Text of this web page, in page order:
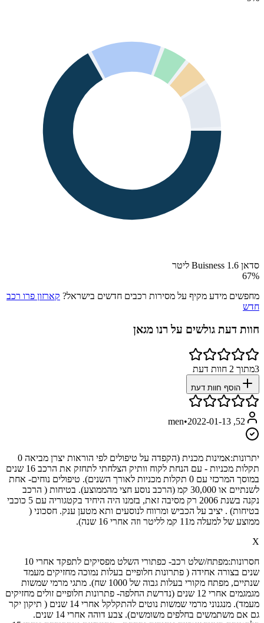
סדאן Buisness 1.6 ליטר
67%
מחפשים מידע מקיף על מסירות רכבים חדשים בישראל? קארזון פרו רכב
חדש
חוות דעת גולשים על רנו מגאן
3מתוך 2 חוות דעת
הוסף חוות דעת
52, men
•2022-01-13
יתרונות:
אמינות מכנית (הקפדה על טיפולים לפי הוראות יצרן מביאה 0
תקלות מכניות - עם הנחת לקוח וותיק הצלחתי לתחזק את הרכב 16 שנים
במוסך המרכזי עם 0 תקלות מכניות לאורך השנים). טיפולים נוחים- אחת
לשנתיים או 30,000 קמ (הרכב נוסע חצי מהממוצע). בטיחות ( הרכב
נקנה בשנת 2006 רק מסיבה זאת, בזמנו היה היחיד בקטגוריה עם 5 כוכבי
בטיחות) . יציב על הכביש ומרווח לנוסעים ותא מטען ענק. חסכוני (
ממוצע של למעלה מ11 קמ לליטר וזה אחרי 16 שנה).
X
חסרונות:
מפתח/שלט רכב- כפתורי השלט מפסיקים לתפקד אחרי 10
שנים בצורה אחידה ( פתרונות חלופיים בעלות נמוכה מחזיקים מעמד
שנתיים, מפתח מקורי בעלות גבוה של 1000 שח). מתגי מרמי שמשות
מגמגמים אחרי 12 שנים (נדרשת החלפה- פתרונות חלופיים זולים מחזיקים
מעמד). מנגנוני מרמי שמשות נוטים להתקלקל אחרי 14 שנים ( תיקון יקר
גם אם משתמשים בחלפים משומשים). צבע דוהה אחרי 14 שנים.